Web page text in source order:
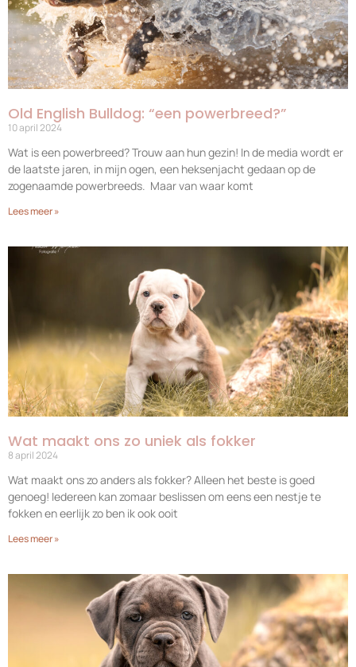
Old English Bulldog: “een powerbreed?”
10 april 2024
Wat is een powerbreed? Trouw aan hun gezin! In de media wordt er
de laatste jaren, in mijn ogen, een heksenjacht gedaan op de
zogenaamde powerbreeds. Maar van waar komt
Lees meer »
Wat maakt ons zo uniek als fokker
8 april 2024
Wat maakt ons zo anders als fokker? Alleen het beste is goed
genoeg! Iedereen kan zomaar beslissen om eens een nestje te
fokken en eerlijk zo ben ik ook ooit
Lees meer »